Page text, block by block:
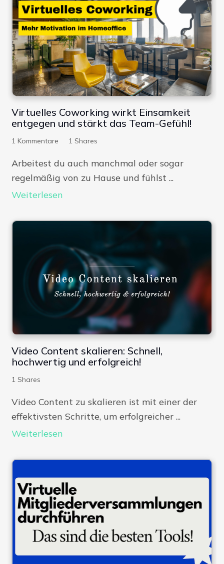
Virtuelles Coworking wirkt Einsamkeit
entgegen und stärkt das Team-Gefühl!
1 Kommentare 1 Shares
Arbeitest du auch manchmal oder sogar
regelmäßig von zu Hause und fühlst ...
Weiterlesen
Video Content skalieren: Schnell,
hochwertig und erfolgreich!
1 Shares
Video Content zu skalieren ist mit einer der
effektivsten Schritte, um erfolgreicher ...
Weiterlesen